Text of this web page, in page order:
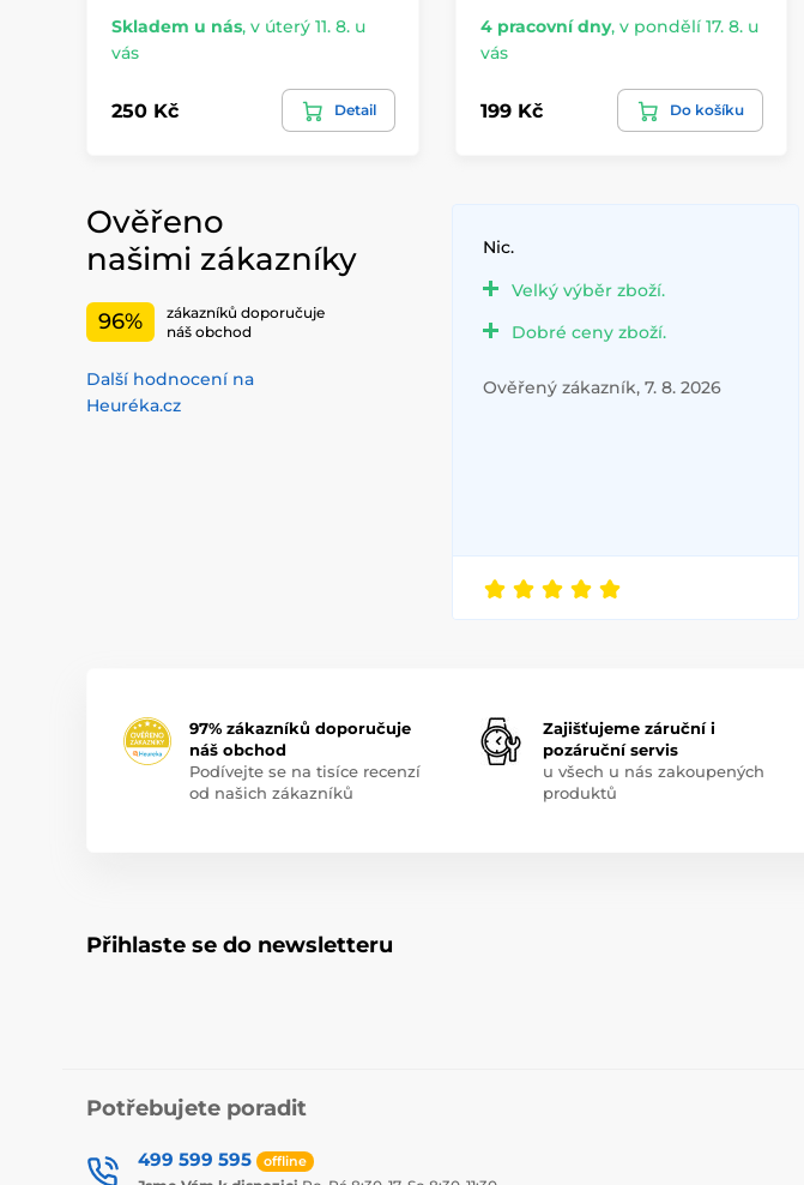
Skladem u nás, v úterý 11. 8. u
vás
250 Kč Detail
4 pracovní dny, v pondělí 17. 8. u
vás
199 Kč Do košíku
Ověřeno
našimi zákazníky
96%
zákazníků doporučuje
náš obchod
Další hodnocení na
Heuréka.cz
Nic.
Velký výběr zboží.
Dobré ceny zboží.
Ověřený zákazník, 7. 8. 2026
97% zákazníků doporučuje
náš obchod
Podívejte se na tisíce recenzí
od našich zákazníků
Zajišťujeme záruční i
pozáruční servis
u všech u nás zakoupených
produktů
Přihlaste se do newsletteru
Potřebujete poradit
499 599 595 offline